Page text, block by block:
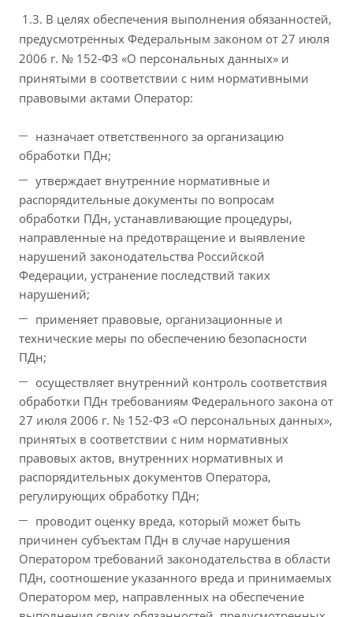
1.3. В целях обеспечения выполнения обязанностей,
предусмотренных Федеральным законом от 27 июля
2006 г. № 152-ФЗ «О персональных данных» и
принятыми в соответствии с ним нормативными
правовыми актами Оператор:
назначает ответственного за организацию
обработки ПДн;
утверждает внутренние нормативные и
распорядительные документы по вопросам
обработки ПДн, устанавливающие процедуры,
направленные на предотвращение и выявление
нарушений законодательства Российской
Федерации, устранение последствий таких
нарушений;
применяет правовые, организационные и
технические меры по обеспечению безопасности
ПДн;
осуществляет внутренний контроль соответствия
обработки ПДн требованиям Федерального закона от
27 июля 2006 г. № 152-ФЗ «О персональных данных»,
принятых в соответствии с ним нормативных
правовых актов, внутренних нормативных и
распорядительных документов Оператора,
регулирующих обработку ПДн;
проводит оценку вреда, который может быть
причинен субъектам ПДн в случае нарушения
Оператором требований законодательства в области
ПДн, соотношение указанного вреда и принимаемых
Оператором мер, направленных на обеспечение